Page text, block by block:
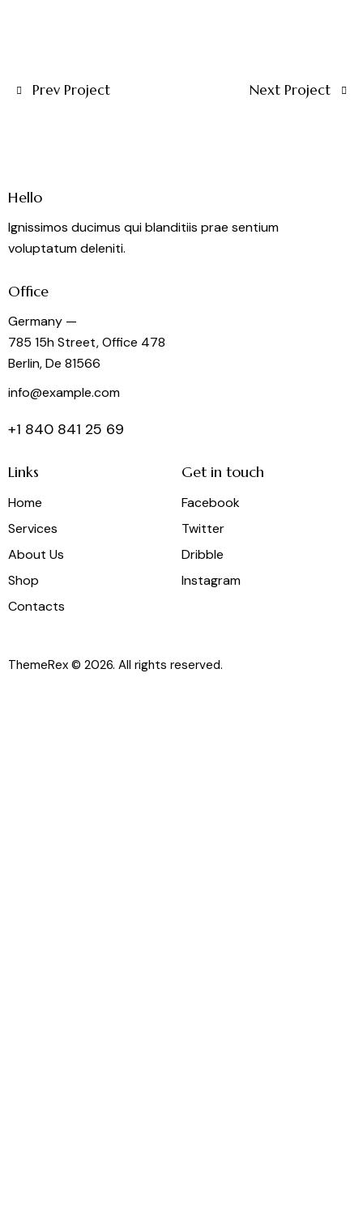
Prev Project Next Project
Hello
Ignissimos ducimus qui blanditiis prae sentium
voluptatum deleniti.
Office
Germany —
785 15h Street, Office 478
Berlin, De 81566
info@example.com
+1 840 841 25 69
Links
Home
Services
About Us
Shop
Contacts
Get in touch
Facebook
Twitter
Dribble
Instagram
ThemeRex © 2026. All rights reserved.